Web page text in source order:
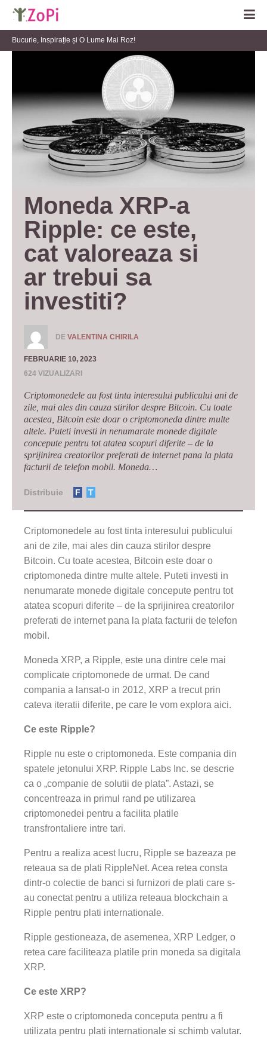
Bucurie, Inspirație și O Lume Mai Roz!
Moneda XRP-a
Ripple: ce este,
cat valoreaza si
ar trebui sa
investiti?
DE VALENTINA CHIRILA
FEBRUARIE 10, 2023
624 VIZUALIZARI
Criptomonedele au fost tinta interesului publicului ani de
zile, mai ales din cauza stirilor despre Bitcoin. Cu toate
acestea, Bitcoin este doar o criptomoneda dintre multe
altele. Puteti investi in nenumarate monede digitale
concepute pentru tot atatea scopuri diferite – de la
sprijinirea creatorilor preferati de internet pana la plata
facturii de telefon mobil. Moneda…
Distribuie F T
Criptomonedele au fost tinta interesului publicului
ani de zile, mai ales din cauza stirilor despre
Bitcoin. Cu toate acestea, Bitcoin este doar o
criptomoneda dintre multe altele. Puteti investi in
nenumarate monede digitale concepute pentru tot
atatea scopuri diferite – de la sprijinirea creatorilor
preferati de internet pana la plata facturii de telefon
mobil.
Moneda XRP, a Ripple, este una dintre cele mai
complicate criptomonede de urmat. De cand
compania a lansat-o in 2012, XRP a trecut prin
cateva iteratii diferite, pe care le vom explora aici.
Ce este Ripple?
Ripple nu este o criptomoneda. Este compania din
spatele jetonului XRP. Ripple Labs Inc. se descrie
ca o „companie de solutii de plata”. Astazi, se
concentreaza in primul rand pe utilizarea
criptomonedei pentru a facilita platile
transfrontaliere intre tari.
Pentru a realiza acest lucru, Ripple se bazeaza pe
reteaua sa de plati RippleNet. Acea retea consta
dintr-o colectie de banci si furnizori de plati care s-
au conectat pentru a utiliza reteaua blockchain a
Ripple pentru plati internationale.
Ripple gestioneaza, de asemenea, XRP Ledger, o
retea care faciliteaza platile prin moneda sa digitala
XRP.
Ce este XRP?
XRP este o criptomoneda conceputa pentru a fi
utilizata pentru plati internationale si schimb valutar.